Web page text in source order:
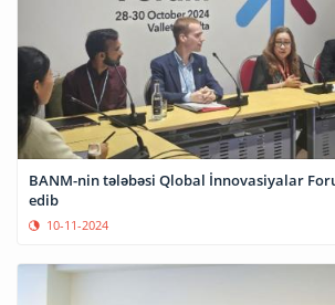
BANM-nin tələbəsi Qlobal İnnovasiyalar
edib
10-11-2024